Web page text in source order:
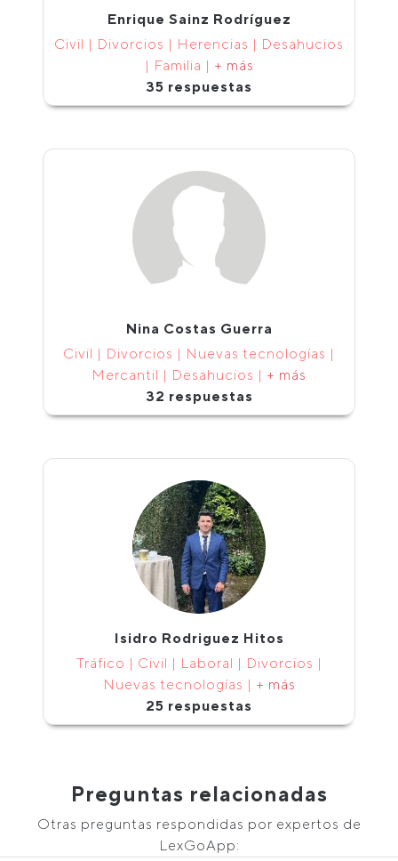
Enrique Sainz Rodríguez
Civil | Divorcios | Herencias | Desahucios
| Familia | + más
35 respuestas
Nina Costas Guerra
Civil | Divorcios | Nuevas tecnologías |
Mercantil | Desahucios | + más
32 respuestas
Isidro Rodriguez Hitos
Tráfico | Civil | Laboral | Divorcios |
Nuevas tecnologías | + más
25 respuestas
Preguntas relacionadas
Otras preguntas respondidas por expertos de
LexGoApp: